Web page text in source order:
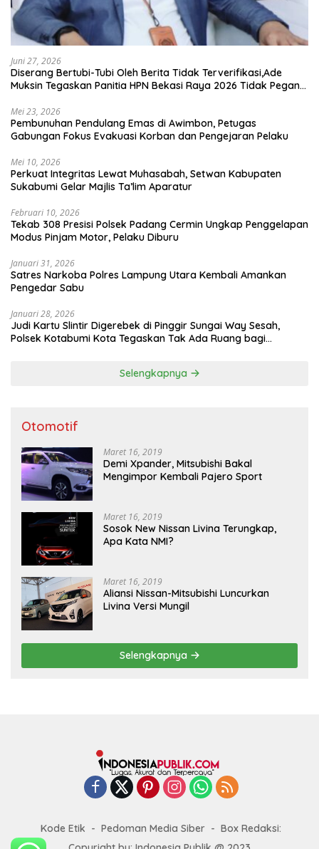
Juni 27, 2026
Diserang Bertubi-Tubi Oleh Berita Tidak Terverifikasi,Ade
Muksin Tegaskan Panitia HPN Bekasi Raya 2026 Tidak Pegang
Mei 23, 2026
Pembunuhan Pendulang Emas di Awimbon, Petugas
Gabungan Fokus Evakuasi Korban dan Pengejaran Pelaku
Mei 10, 2026
Perkuat Integritas Lewat Muhasabah, Setwan Kabupaten
Sukabumi Gelar Majlis Ta’lim Aparatur
Februari 10, 2026
Tekab 308 Presisi Polsek Padang Cermin Ungkap Penggelapan
Modus Pinjam Motor, Pelaku Diburu
Januari 31, 2026
Satres Narkoba Polres Lampung Utara Kembali Amankan
Pengedar Sabu
Januari 28, 2026
Judi Kartu Slintir Digerebek di Pinggir Sungai Way Sesah,
Polsek Kotabumi Kota Tegaskan Tak Ada Ruang bagi
Selengkapnya
Otomotif
Maret 16, 2019
Demi Xpander, Mitsubishi Bakal
Mengimpor Kembali Pajero Sport
Maret 16, 2019
Sosok New Nissan Livina Terungkap,
Apa Kata NMI?
Maret 16, 2019
Aliansi Nissan-Mitsubishi Luncurkan
Livina Versi Mungil
Selengkapnya
Kode Etik Pedoman Media Siber
Box Redaksi: